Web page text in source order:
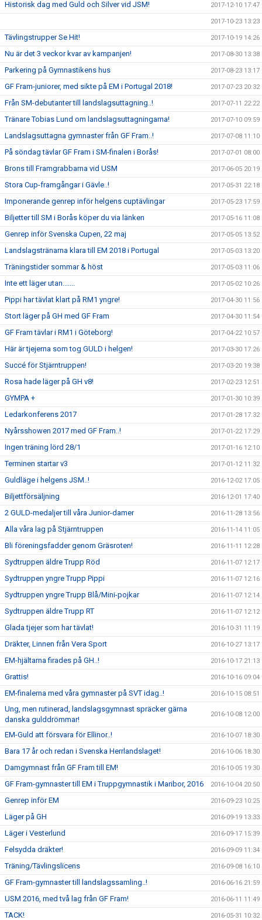
Historisk dag med Guld och Silver vid JSM! 2017-12-10 17:47
2017-10-23 13:23
Tävlingstrupper Se Hit! 2017-10-19 14:26
Nu är det 3 veckor kvar av kampanjen! 2017-08-30 13:38
Parkering på Gymnastikens hus 2017-08-23 13:17
GF Fram-juniorer, med sikte på EM i Portugal 2018! 2017-07-23 20:32
Från SM-debutanter till landslagsuttagning..! 2017-07-11 22:22
Tränare Tobias Lund om landslagsuttagningarna! 2017-07-10 09:59
Landslagsuttagna gymnaster från GF Fram..! 2017-07-08 11:10
På söndag tävlar GF Fram i SM-finalen i Borås! 2017-07-01 08:00
Brons till Framgrabbarna vid USM 2017-06-05 20:19
Stora Cup-framgångar i Gävle..! 2017-05-31 22:18
Imponerande genrep inför helgens cuptävlingar 2017-05-23 17:59
Biljetter till SM i Borås köper du via länken 2017-05-16 11:08
Genrep inför Svenska Cupen, 22 maj 2017-05-05 13:52
Landslagstränarna klara till EM 2018 i Portugal 2017-05-03 13:20
Träningstider sommar & höst 2017-05-03 11:06
Inte ett läger utan....... 2017-05-02 10:26
Pippi har tävlat klart på RM1 yngre! 2017-04-30 11:56
Stort läger på GH med GF Fram 2017-04-30 11:54
GF Fram tävlar i RM1 i Göteborg! 2017-04-22 10:57
Här är tjejerna som tog GULD i helgen! 2017-03-30 17:26
Succé för Stjärntruppen! 2017-03-20 19:38
Rosa hade läger på GH v8! 2017-02-23 12:51
GYMPA + 2017-01-30 10:39
Ledarkonferens 2017 2017-01-28 17:32
Nyårsshowen 2017 med GF Fram..! 2017-01-22 17:29
Ingen träning lörd 28/1 2017-01-16 12:10
Terminen startar v3 2017-01-12 11:32
Guldläge i helgens JSM..! 2016-12-02 17:05
Biljettförsäljning 2016-12-01 17:40
2 GULD-medaljer till våra Junior-damer 2016-11-28 13:56
Alla våra lag på Stjärntruppen 2016-11-14 11:05
Bli föreningsfadder genom Gräsroten! 2016-11-11 12:28
Sydtruppen äldre Trupp Röd 2016-11-07 12:17
Sydtruppen yngre Trupp Pippi 2016-11-07 12:16
Sydtruppen yngre Trupp Blå/Mini-pojkar 2016-11-07 12:14
Sydtruppen äldre Trupp RT 2016-11-07 12:12
Glada tjejer som har tävlat! 2016-10-31 11:19
Dräkter, Linnen från Vera Sport 2016-10-27 13:17
EM-hjältarna firades på GH..! 2016-10-17 21:13
Grattis! 2016-10-16 09:04
EM-finalerna med våra gymnaster på SVT idag..! 2016-10-15 08:51
Ung, men rutinerad, landslagsgymnast spräcker gärna
danska gulddrömmar!
2016-10-08 12:00
EM-Guld att försvara för Ellinor..! 2016-10-07 18:30
Bara 17 år och redan i Svenska Herrlandslaget! 2016-10-06 18:30
Damgymnast från GF Fram till EM! 2016-10-05 19:30
GF Fram-gymnaster till EM i Truppgymnastik i Maribor, 2016 2016-10-04 20:50
Genrep inför EM 2016-09-23 10:25
Läger på GH 2016-09-19 13:33
Läger i Vesterlund 2016-09-17 15:39
Felsydda dräkter! 2016-09-09 11:34
Träning/Tävlingslicens 2016-09-08 16:10
GF Fram-gymnaster till landslagssamling..! 2016-06-16 21:59
USM 2016, med två lag från GF Fram! 2016-06-11 11:49
TACK! 2016-05-31 10:32